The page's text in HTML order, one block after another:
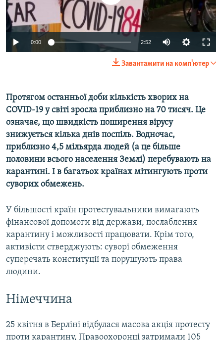
ВІДЕОУРОКИ «ELIFBE»
СВІДЧЕННЯ ОКУПАЦІЇ
УКРАЇНСЬКА ПРОБЛЕМА КРИМУ
Русский
Qırımtatar
Усі сайти RFE/RL
Auto 270p 360p 404p
1080p
0:00 2:52
1080p
Завантажити на комп'ютер
Протягом останньої доби кількість хворих на
COVID-19 у світі зросла приблизно на 70 тисяч. Це
означає, що швидкість поширення вірусу
знижується кілька днів поспіль. Водночас,
приблизно 4,5 мільярда людей (а це більше
половини всього населення Землі) перебувають на
карантині. І в багатьох країнах мітингують проти
суворих обмежень.
У більшості країн протестувальники вимагають
фінансової допомоги від держави, послаблення
карантину і можливості працювати. Крім того,
активісти стверджують: суворі обмеження
суперечать конституції та порушують права
людини.
Німеччина
25 квітня в Берліні відбулася масова акція протесту
проти карантину, Правоохоронці затримали 105